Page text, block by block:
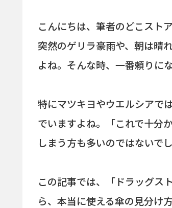
こんにちは、筆者のどこスト
突然のゲリラ豪雨や、朝は晴
よね。そんな時、一番頼りに
特にマツキヨやウエルシアで
でいますよね。「これで十分
しまう方も多いのではないでし
この記事では、「ドラッグス
ら、本当に使える傘の見分け